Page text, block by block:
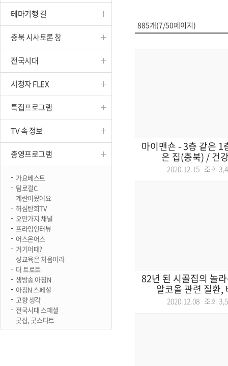
옥천
테마기행 길
충북 시사토론 창
전국시대
시청자 FLEX
특집프로그램
TV 속 정보
종영프로그램
가요베스트
팀로컬C
계란이왔어요
허심탄회TV
오만가지 채널
프라임인터뷰
어스온어스
거기어때?
성교육은 처음이라
더 트로트
생방송 아침N
아침N 스페셜
고향 생각
전국시대 스페셜
굿잡, 굿스타트
885개(7/50페이지)
마이맨숀 - 3층 같은 1
은 집(충북) / 건
2020.12.15 조회
82년 된 시골집의 놀
알코올 관련 질환,
2020.12.08 조회